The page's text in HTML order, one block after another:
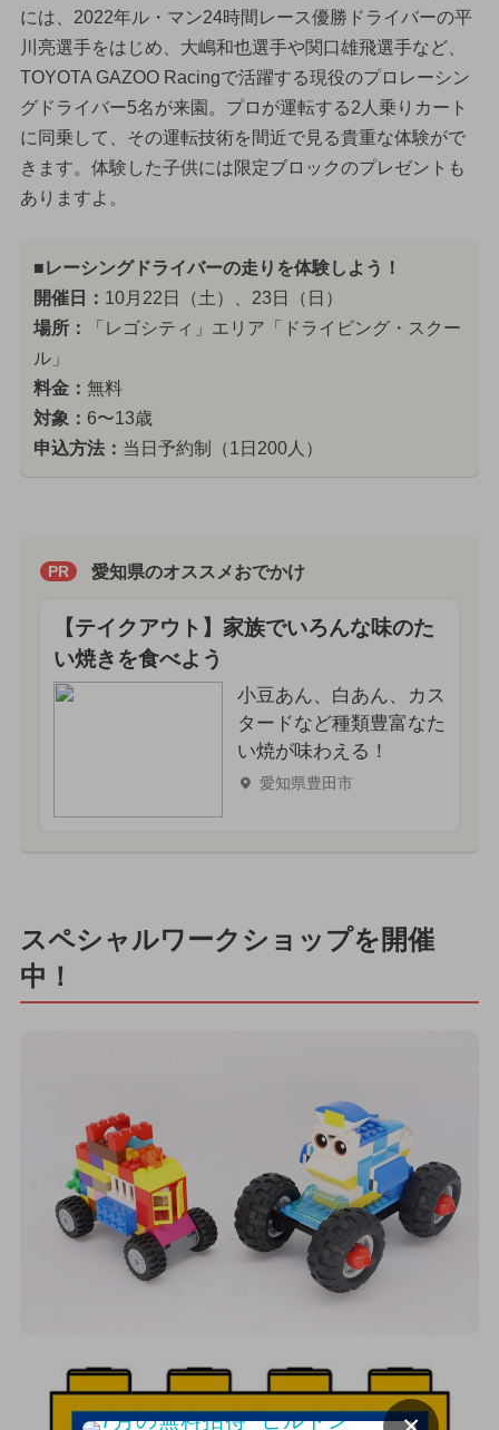
には、2022年ル・マン24時間レース優勝ドライバーの平
川亮選手をはじめ、大嶋和也選手や関口雄飛選手など、
TOYOTA GAZOO Racingで活躍する現役のプロレーシン
グドライバー5名が来園。プロが運転する2人乗りカート
に同乗して、その運転技術を間近で見る貴重な体験がで
きます。体験した子供には限定ブロックのプレゼントも
ありますよ。
■レーシングドライバーの走りを体験しよう！
開催日： 10月22日（土）、23日（日）
場所：
「レゴシティ」エリア「ドライビング・スクー
ル」
料金： 無料
対象： 6〜13歳
申込方法： 当日予約制（1日200人）
PR 愛知県のオススメおでかけ
【テイクアウト】家族でいろんな味のた
い焼きを食べよう
小豆あん、白あん、カス
タードなど種類豊富なた
い焼が味わえる！
愛知県豊田市
スペシャルワークショップを開催
中！